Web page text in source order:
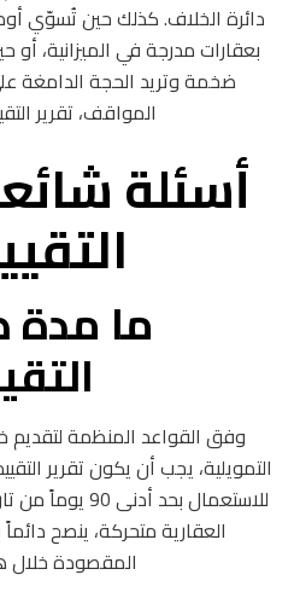
دائرة الخلاف. كذلك حين تُسوّي
بعقارات مدرجة في الميزانية،
ضخمة وتريد الحجة
المواقف، تقرير
أسئلة
ما مدة
وفق القواعد المنظمة لتقديم
التمويلية، يجب أن يكون تقرير
للاستعمال بحد
العقارية متحركة، ينصح
المقصودة خلال